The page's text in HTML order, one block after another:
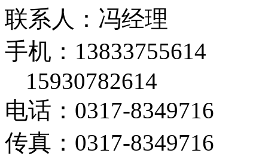
联系人：冯经理
手机：13833755614
15930782614
电话：0317-8349716
传真：0317-8349716